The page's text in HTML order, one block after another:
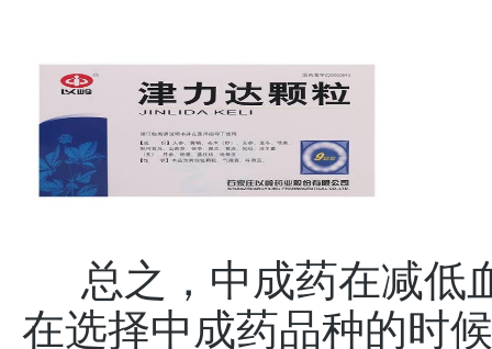
总之，中成药在减低
在选择中成药品种的时